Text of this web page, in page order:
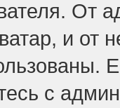
От
и от
с